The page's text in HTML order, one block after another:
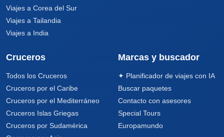
Viajes a Corea del Sur
Viajes a Tailandia
Viajes a India
Cruceros
Todos los Cruceros
Cruceros por el Caribe
Cruceros por el Mediterráneo
Cruceros Islas Griegas
Cruceros por Sudamérica
Marcas y buscador
✦ Planificador de viajes con IA
Buscar paquetes
Contacto con asesores
Special Tours
Europamundo